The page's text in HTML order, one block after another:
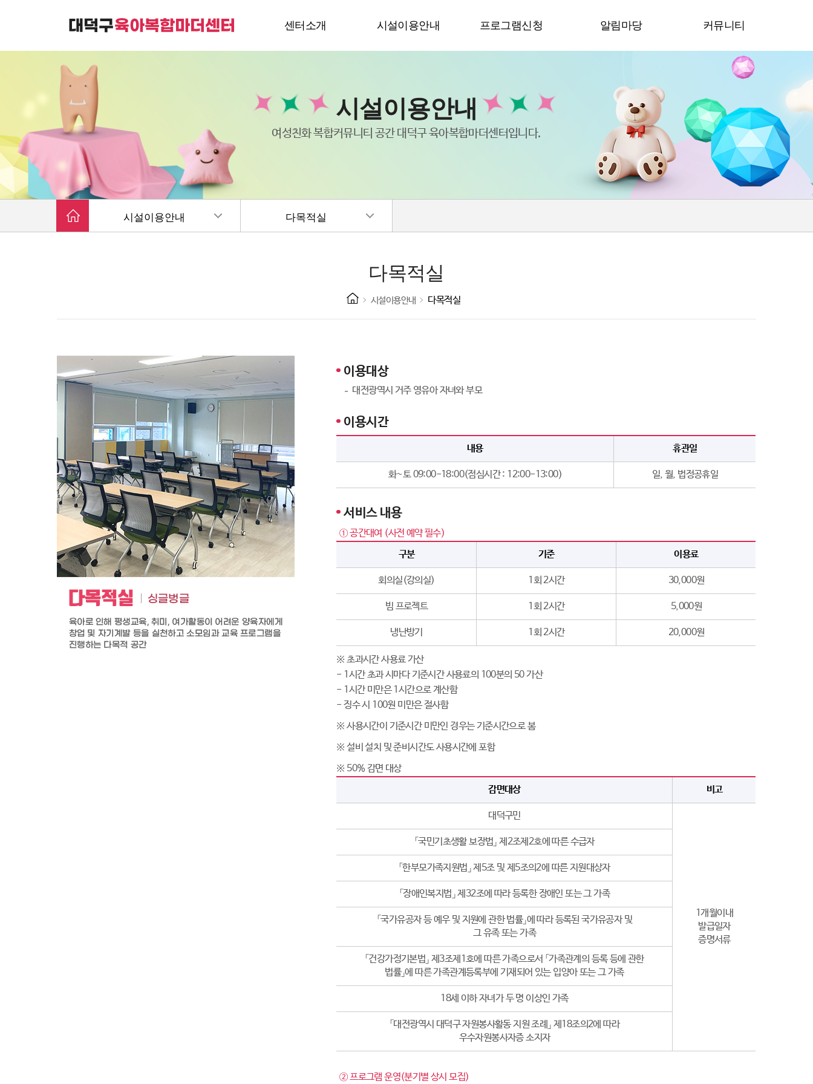
센터소개
대덕구육아복합마더센터는
가족친화 복합커뮤니티 공간입니다.
시설이용안내 프로그램신청 알림마당 커뮤니티
시설이용안내
여성친화 복합커뮤니티 공간 대덕구 육아복합마더센터입니다.
시설이용안내 다목적실
다목적실
시설이용안내 다목적실
이용대상
대전광역시 거주 영유아 자녀와 부모
이용시간
내용 휴관일
화~토 09:00-18:00(점심시간 : 12:00-13:00) 일, 월, 법정공휴일
서비스 내용
① 공간대여 (사전 예약 필수)
구분
기준 이용료
회의실(강의실) 1회 2시간 30,000원
빔 프로젝트 1회 2시간 5,000원
냉난방기 1회 2시간 20,000원
※ 초과시간 사용료 가산
- 1시간 초과 시마다 기준시간 사용료의 100분의 50 가산
- 1시간 미만은 1시간으로 계산함
- 징수 시 100원 미만은 절사함
※ 사용시간이 기준시간 미만인 경우는 기준시간으로 봄
※ 설비 설치 및 준비시간도 사용시간에 포함
※ 50% 감면 대상
감면대상
비고
대덕구민
1개월이내
발급일자
증명서류
「국민기초생활 보장법」 제2조제2호에 따른 수급자
「한부모가족지원법」 제5조 및 제5조의2에 따른 지원대상자
「장애인복지법」 제32조에 따라 등록한 장애인 또는 그 가족
「국가유공자 등 예우 및 지원에 관한 법률」에 따라 등록된 국가유공자 및
그 유족 또는 가족
「건강가정기본법」 제3조제1호에 따른 가족으로서 「가족관계의 등록 등에 관한
법률」에 따른 가족관계등록부에 기재되어 있는 입양아 또는 그 가족
18세 이하 자녀가 두 명 이상인 가족
「대전광역시 대덕구 자원봉사활동 지원 조례」 제18조의2에 따라
우수자원봉사자증 소지자
② 프로그램 운영(분기별 상시 모집)